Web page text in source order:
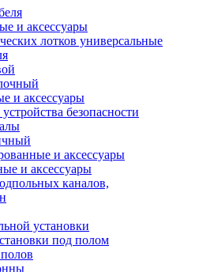
и аксессуары
лотков универсальные
и аксессуары
безопасности
и аксессуары
и аксессуары
каналов,
установки
под полом